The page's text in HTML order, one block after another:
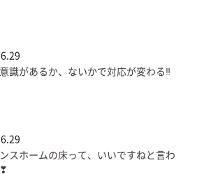
識があるか、ないかで対応が変わる‼
スホームの床って、いいですねと言わ